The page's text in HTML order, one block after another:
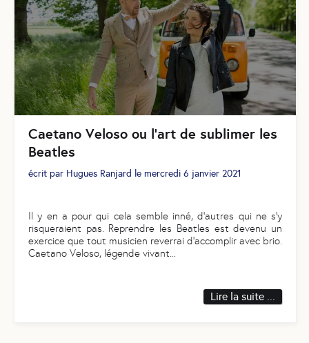
Caetano Veloso ou l’art de sublimer les
Beatles
écrit par Hugues Ranjard le mercredi 6 janvier 2021
Il y en a pour qui cela semble inné, d’autres qui ne s’y
risqueraient pas. Reprendre les Beatles est devenu un
exercice que tout musicien reverrai d’accomplir avec brio.
Caetano Veloso, légende vivant
Lire la suite ...